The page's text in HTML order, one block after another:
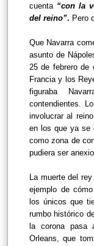
cuenta “con la
del reino”. Pero
Que Navarra
asunto de
25 de febrero de
Francia y los
figuraba
contendientes.
involucrar al
en los que ya se
como zona de
pudiera ser
La muerte del
ejemplo de
los únicos que
rumbo histórico
la corona pasa
Orleans, que